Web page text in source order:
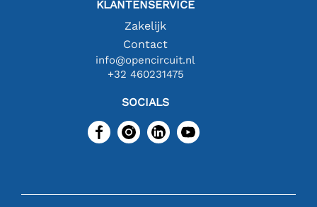
KLANTENSERVICE
Zakelijk
Contact
info@opencircuit.nl
+32 460231475
SOCIALS